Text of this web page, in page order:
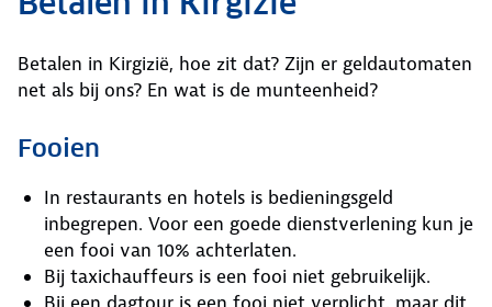
Betalen in Kirgizië, hoe zit dat? Zijn er geldautomaten
net als bij ons? En wat is de munteenheid?
Fooien
In restaurants en hotels is bedieningsgeld
inbegrepen. Voor een goede dienstverlening kun je
een fooi van 10% achterlaten.
Bij taxichauffeurs is een fooi niet gebruikelijk.